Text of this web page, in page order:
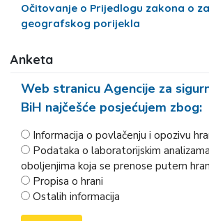
Očitovanje o Prijedlogu zakona o
geografskog porijekla
Anketa
Web stranicu Agencije za
BiH najčešće posjećujem zbog:
Informacija o povlačenju i opozivu
Podataka o laboratorijskim
oboljenjima koja se prenose putem
Propisa o hrani
Ostalih informacija